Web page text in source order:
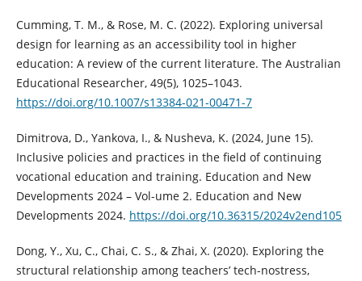
Cumming, T. M., & Rose, M. C. (2022). Exploring universal
design for learning as an accessibility tool in higher
education: A review of the current literature. The Australian
Educational Researcher, 49(5), 1025–1043.
https://doi.org/10.1007/s13384-021-00471-7
Dimitrova, D., Yankova, I., & Nusheva, K. (2024, June 15).
Inclusive policies and practices in the field of continuing
vocational education and training. Education and New
Developments 2024 – Vol-ume 2. Education and New
Developments 2024. https://doi.org/10.36315/2024v2end105
Dong, Y., Xu, C., Chai, C. S., & Zhai, X. (2020). Exploring the
structural relationship among teachers’ tech-nostress,